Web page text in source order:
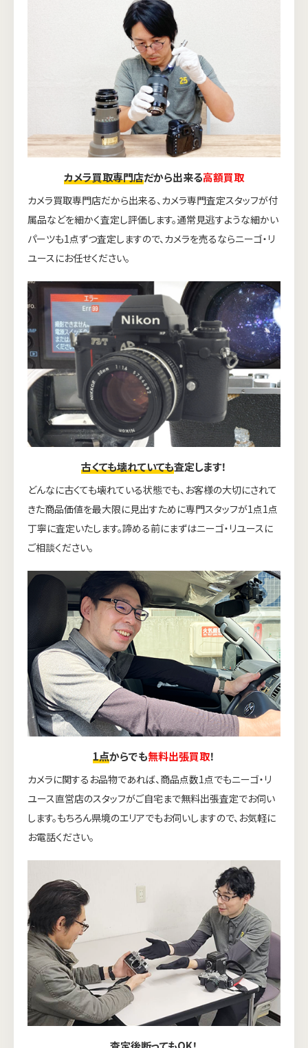
カメラ買取専門店だから出来る高額買取
カメラ買取専門店だから出来る、カメラ専門査定スタッフが付
属品などを細かく査定し評価します。通常見逃すような細かい
パーツも1点ずつ査定しますので、カメラを売るならニーゴ・リ
ユースにお任せください。
古くても壊れていても査定します！
どんなに古くても壊れている状態でも、お客様の大切にされて
きた商品価値を最大限に見出すために専門スタッフが1点1点
丁寧に査定いたします。諦める前にまずはニーゴ・リユースに
ご相談ください。
1点からでも無料出張買取！
カメラに関するお品物であれば、商品点数1点でもニーゴ・リ
ユース直営店のスタッフがご自宅まで無料出張査定でお伺い
します。もちろん県境のエリアでもお伺いしますので、お気軽に
お電話ください。